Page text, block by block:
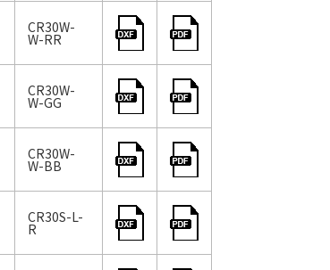
CR30W-
W-RR
CR30W-
W-GG
CR30W-
W-BB
CR30S-L-
R